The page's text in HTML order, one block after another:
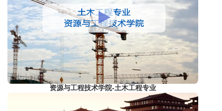
资源与工程技术学院-土木工程专业